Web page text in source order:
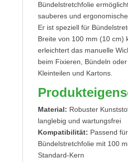
Bündelstretchfolie
sauberes und
Er ist speziell für
Breite von 100 mm (10 cm)
erleichtert das manuelle
beim Fixieren, Bündeln
Kleinteilen und Kartons.
Material: Robuster
langlebig und wartungsfrei
Kompatibilität: Passend für
Bündelstretchfolie mit 100
Standard-Kern